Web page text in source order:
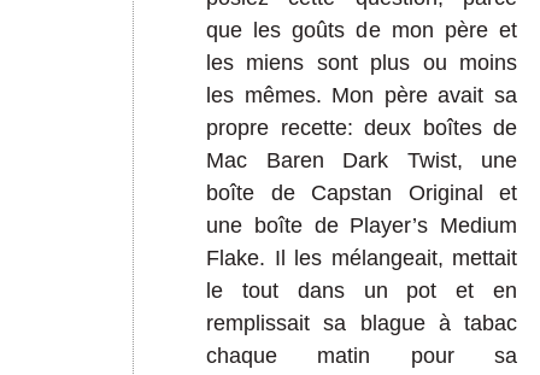
que les goûts de mon père et
les miens sont plus ou moins
les mêmes. Mon père avait sa
propre recette: deux boîtes de
Mac Baren Dark Twist, une
boîte de Capstan Original et
une boîte de Player’s Medium
Flake. Il les mélangeait, mettait
le tout dans un pot et en
remplissait sa blague à tabac
chaque matin pour sa